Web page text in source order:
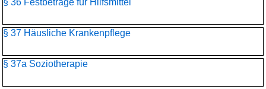
§ 36 Festbeträge für Hilfsmittel
§ 37 Häusliche Krankenpflege
§ 37a Soziotherapie